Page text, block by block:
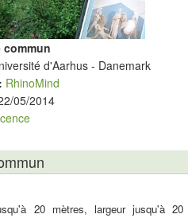
commun
d'Aarhus - Danemark
RhinoMind
05/2014
20 mètres, largeur jusqu'à 20